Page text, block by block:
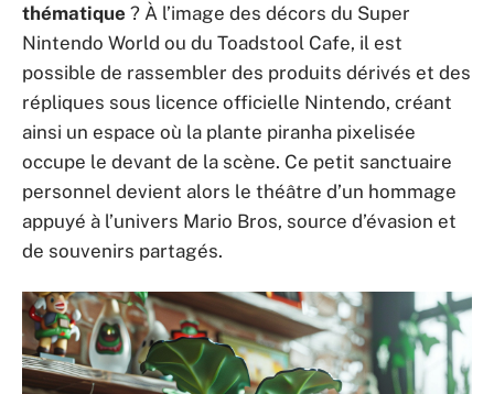
thématique ? À l’image des décors du Super
Nintendo World ou du Toadstool Cafe, il est
possible de rassembler des produits dérivés et des
répliques sous licence officielle Nintendo, créant
ainsi un espace où la plante piranha pixelisée
occupe le devant de la scène. Ce petit sanctuaire
personnel devient alors le théâtre d’un hommage
appuyé à l’univers Mario Bros, source d’évasion et
de souvenirs partagés.